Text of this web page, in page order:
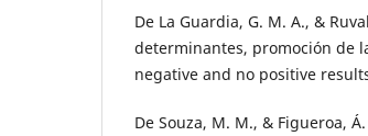
De La Guardia, G. M. A., &
determinantes, promoción de
negative and no positive
De Souza, M. M., & Figueroa,